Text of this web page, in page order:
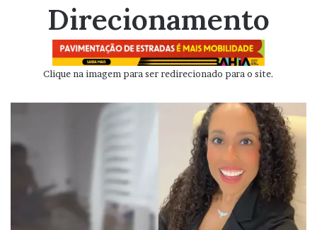
Direcionamento
Clique na imagem para ser redirecionado para o site.